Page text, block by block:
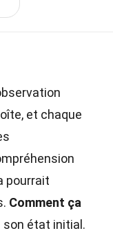
et chaque
pourrait
Comment ça
son état initial.